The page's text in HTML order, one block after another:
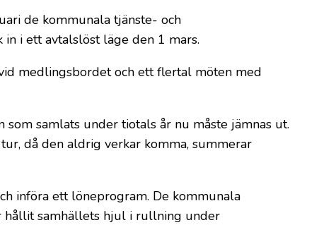
de kommunala tjänste- och
i ett avtalslöst läge den 1 mars.
medlingsbordet och ett flertal möten med
samlats under tiotals år nu måste jämnas ut.
då den aldrig verkar komma, summerar
införa ett löneprogram. De kommunala
hållit samhällets hjul i rullning under